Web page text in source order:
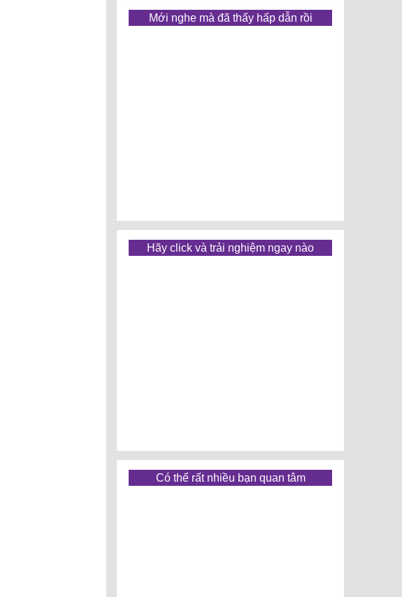
Mới nghe mà đã thấy hấp dẫn rồi
Hãy click và trải nghiệm ngay nào
Có thể rất nhiều bạn quan tâm